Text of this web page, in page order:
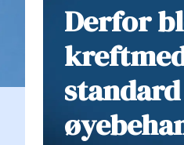
Derfor